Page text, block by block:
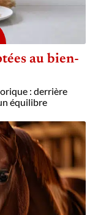
au bien-
: derrière
équilibre